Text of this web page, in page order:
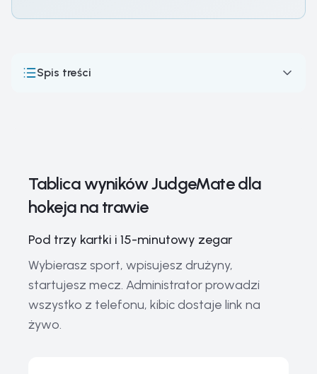
Spis treści
Największe rozgrywki hokeja na trawie na świecie
Legendy hokeja na trawie — dawniej i dziś
Kluczowy sprzęt do hokeja na trawie
Trendy i przyszłość hokeja na trawie
Historia i ewolucja hokeja na trawie
Powiązane przewodniki
Najczęstsze pytania o hokej na trawie i JudgeMate
Tablica wyników JudgeMate dla
hokeja na trawie
Pod trzy kartki i 15-minutowy zegar
Wybierasz sport, wpisujesz drużyny,
startujesz mecz. Administrator prowadzi
wszystko z telefonu, kibic dostaje link na
żywo.